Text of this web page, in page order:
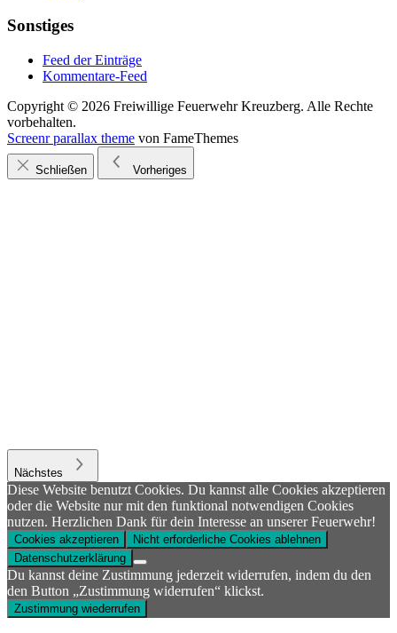
Sonstiges
Feed der Einträge
Kommentare-Feed
Copyright © 2026 Freiwillige Feuerwehr Kreuzberg. Alle Rechte
vorbehalten.
Screenr parallax theme von FameThemes
Schließen Vorheriges
Nächstes
Diese Website benutzt Cookies. Du kannst alle Cookies akzeptieren
oder die Website nur mit den funktional notwendigen Cookies
nutzen. Herzlichen Dank für dein Interesse an unserer Feuerwehr!
Cookies akzeptieren
Nicht erforderliche Cookies ablehnen
Datenschutzerklärung
Du kannst deine Zustimmung jederzeit widerrufen, indem du den
den Button „Zustimmung widerrufen“ klickst.
Zustimmung wiederrufen